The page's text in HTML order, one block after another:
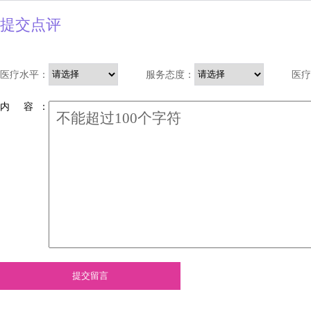
提交点评
医疗水平： 服务态度： 医
内 容 ：
提交留言